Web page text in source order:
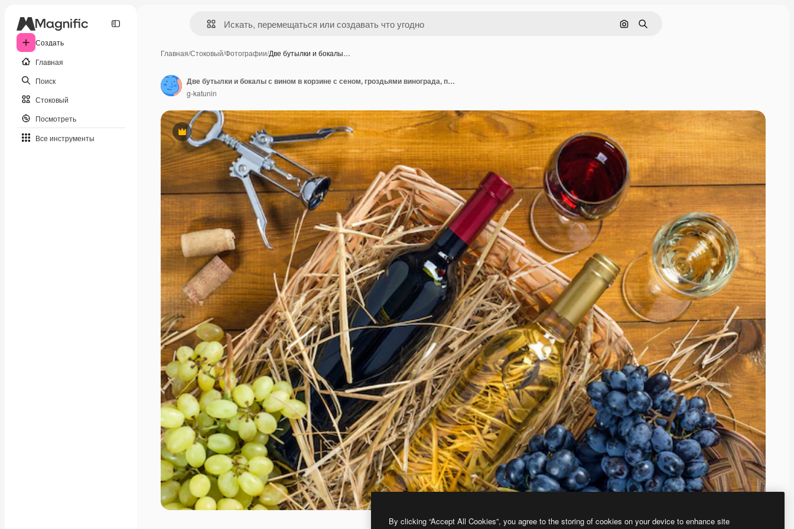
Создать
Главная
Поиск
Стоковый
Посмотреть
Все инструменты
Поиск по изображению
Поиск
Главная/Стоковый/Фотографии/Две бутылки и бокалы…
Премиум
Две бутылки и бокалы с вином в корзине с сеном, гроздьями винограда, пробками и штопором на деревянном фоне. Вид сверху.
g-katunin
By clicking “Accept All Cookies”, you agree to the storing of cookies on your device to enhance site